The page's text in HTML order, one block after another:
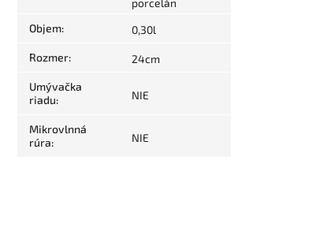
porcelán
Objem: 0,30l
Rozmer: 24cm
Umývačka
riadu: NIE
Mikrovlnná
rúra: NIE